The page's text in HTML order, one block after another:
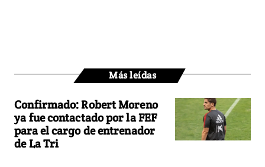
Más leídas
Confirmado: Robert Moreno
ya fue contactado por la FEF
para el cargo de entrenador
de La Tri